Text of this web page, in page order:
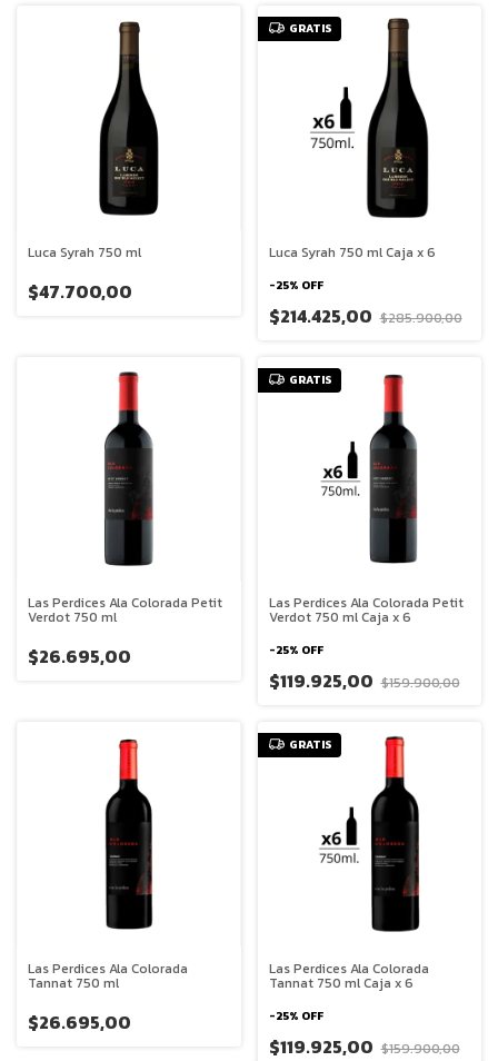
Luca Syrah 750 ml
$47.700,00
GRATIS
Luca Syrah 750 ml Caja x 6
-25% OFF
$214.425,00 $285.900,00
Las Perdices Ala Colorada Petit
Verdot 750 ml
$26.695,00
GRATIS
Las Perdices Ala Colorada Petit
Verdot 750 ml Caja x 6
-25% OFF
$119.925,00 $159.900,00
Las Perdices Ala Colorada
Tannat 750 ml
$26.695,00
GRATIS
Las Perdices Ala Colorada
Tannat 750 ml Caja x 6
-25% OFF
$119.925,00 $159.900,00